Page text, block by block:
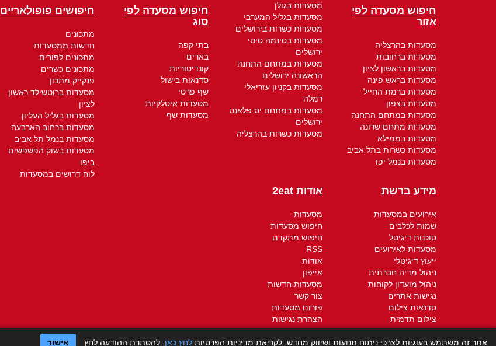
חיפוש מסעדה לפי
אזור
מסעדות בהרצליה
מסעדות ברחובות
מסעדות בראשון לציון
מסעדות בראש פינה
מסעדות ברמת החייל
מסעדות בצפון
מסעדות במתחם התחנה
מסעדות מתחם שרונה
מסעדות בממילא
מסעדות כשרות בתל אביב
מסעדות בנמל יפו
מסעדות בגולן
מסעדות בגליל המערבי
מסעדות כשרות בירושלים
מסעדות בסינמה סיטי
ירושלים
מסעדות במתחם התחנה
הראשונה ירושלים
מסעדות בקניון עזריאלי
רמלה
מסעדות במתחם יס פלאנט
ירושלים
מסעדות כשרות בהרצליה
חיפוש מסעדה לפי
סוג
בתי קפה
בארים
קונדיטוריות
סדנאות בישול
שף פרטי
מסעדות איטלקיות
מסעדות שף
חיפושים פופולאריים
מתכונים
חדשות ממסעדות
מתכונים לפורים
מתכונים כשרים
פנקייק מתכון
מסעדות ברוטשילד ראשון
לציון
מסעדות בגליל העליון
מסעדות ברחוב הארבעה
מסעדות בנמל תל אביב
מסעדות בשוק הפשפשים
ביפו
לוח דרושים במסעדות
מידע ברשת
אירועים במסעדות
שמות לכלבים
סוכנות דיגיטל
מסעדות לאירועים
ייעוץ דיגיטלי
ניהול מדיה חברתית
ניהול מועדון לקוחות
נגישות אתרים
סדנאות צילום
צילום תדמית
חברת קידום אתרים
קידום ממומן
אודות 2eat
מסעדות
חיפוש מסעדות
חיפוש מתקדם
RSS
אודות
אייפון
מסעדות חדשות
צור קשר
פורום מסעדות
הצהרת נגישות
תקנון - תנאי שימוש
מדיניות הפרטיות
אתר זה משתמש בעוגיות לצרכי ניתוח תנועות ושיווק מחדש. לקריאת מדיניות הפרטיות לחץ כאן . להסתרת ההודעה לחץ אישור